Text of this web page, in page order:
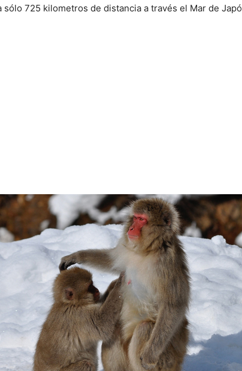
sólo 725 kilometros de distancia a través el Mar de